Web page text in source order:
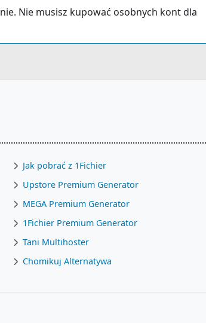
Nie musisz kupować osobnych kont dla
Jak pobrać z 1Fichier
Upstore Premium Generator
MEGA Premium Generator
1Fichier Premium Generator
Tani Multihoster
Chomikuj Alternatywa